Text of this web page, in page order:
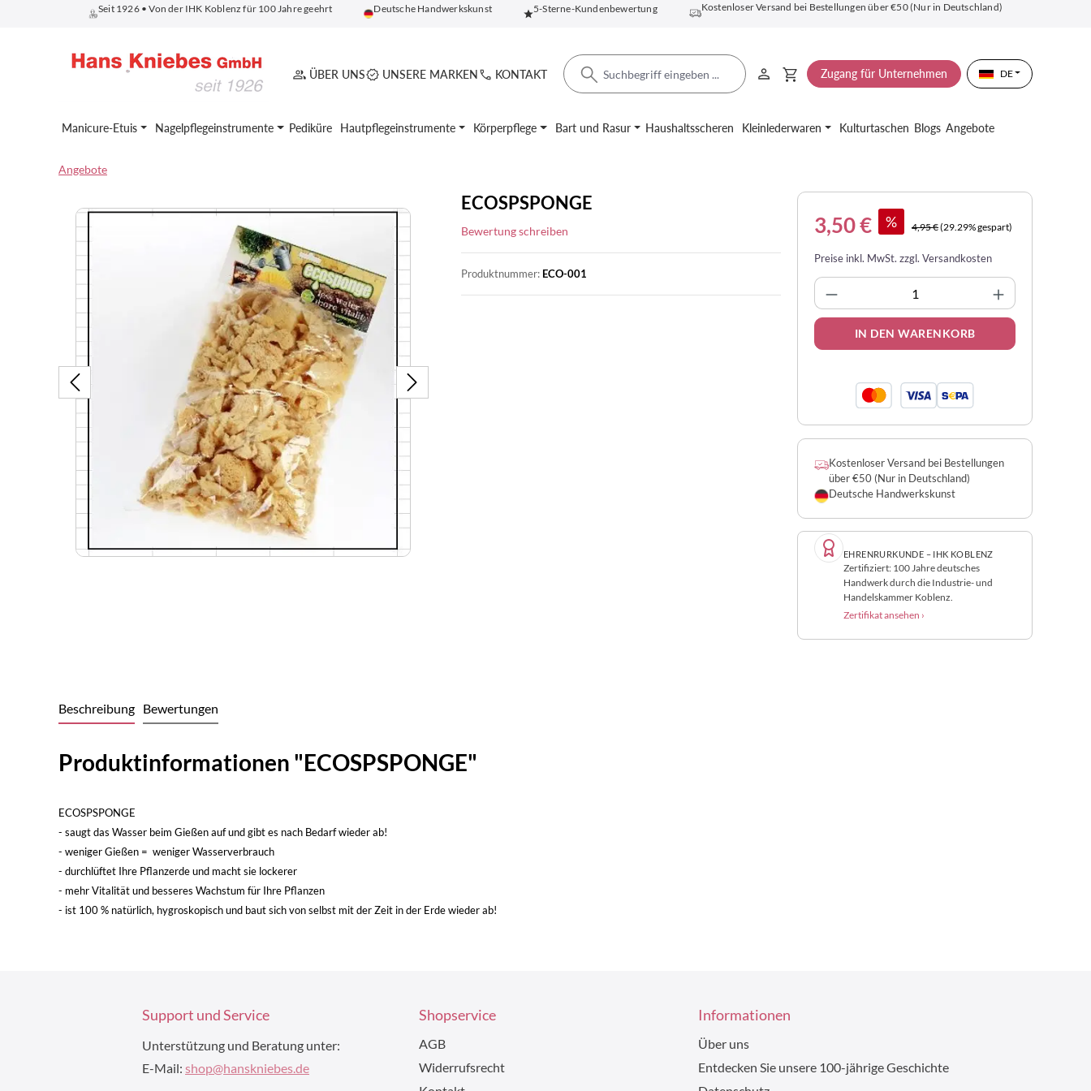
Zur Hauptnavigation springen
Seit 1926 • Von der IHK Koblenz für 100 Jahre geehrt Deutsche Handwerkskunst 5-Sterne-Kundenbewertung Kostenloser Versand bei Bestellungen über €50 (Nur in Deutschland)
ÜBER UNS UNSERE MARKEN KONTAKT Zugang für Unternehmen DE
Manicure-Etuis Nagelpflegeinstrumente Pediküre Hautpflegeinstrumente Körperpflege Bart und Rasur Haushaltsscheren Kleinlederwaren Kulturtaschen Blogs Angebote
Angebote
Bildergalerie überspringen
ECOSPSPONGE
Bewertung schreiben
Produktnummer: ECO-001
3,50 € % 4,95 €(29.29% gespart)
Preise inkl. MwSt. zzgl. Versandkosten
Produkt Anzahl: Gib den
IN DEN WARENKORB
Kostenloser Versand bei Bestellungen
über €50 (Nur in Deutschland)
Deutsche Handwerkskunst
EHRENRURKUNDE – IHK KOBLENZ
Zertifiziert: 100 Jahre deutsches
Handwerk durch die Industrie- und
Handelskammer Koblenz.
Zertifikat ansehen ›
Beschreibung Bewertungen
Produktinformationen "ECOSPSPONGE"
ECOSPSPONGE
- saugt das Wasser beim Gießen auf und gibt es nach Bedarf wieder ab!
- weniger Gießen = weniger Wasserverbrauch
- durchlüftet Ihre Pflanzerde und macht sie lockerer
- mehr Vitalität und besseres Wachstum für Ihre Pflanzen
- ist 100 % natürlich, hygroskopisch und baut sich von selbst mit der Zeit in der Erde wieder ab!
Support und Service
Unterstützung und Beratung unter:
E-Mail: shop@hanskniebes.de
Shopservice
AGB
Widerrufsrecht
Informationen
Über uns
Entdecken Sie unsere 100-jährige Geschichte